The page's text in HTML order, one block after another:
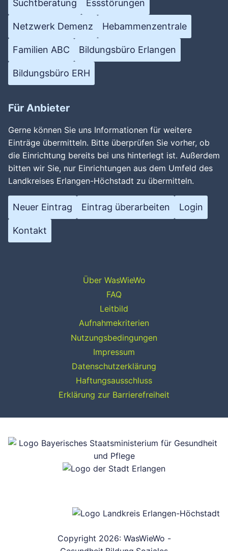
Suchtberatung Essstörungen
Netzwerk Demenz Hebammenzentrale
Familien ABC Bildungsbüro Erlangen
Bildungsbüro ERH
Für Anbieter
Gerne können Sie uns Informationen für weitere
Einträge übermitteln. Bitte überprüfen Sie vorher, ob
die Einrichtung bereits bei uns hinterlegt ist. Außerdem
bitten wir Sie, nur Einrichtungen aus dem Umfeld des
Landkreises Erlangen-Höchstadt zu übermitteln.
Neuer Eintrag Eintrag überarbeiten Login
Kontakt
Über WasWieWo
FAQ
Leitbild
Aufnahmekriterien
Nutzungsbedingungen
Impressum
Datenschutzerklärung
Haftungsausschluss
Erklärung zur Barrierefreiheit
Copyright 2026: WasWieWo -